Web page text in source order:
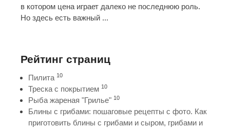
в котором цена играет далеко не последнюю роль.
Но здесь есть важный ...
Рейтинг страниц
Пилита 10
Треска с покрытием 10
Рыба жареная "Грилье" 10
Блины с грибами: пошаговые рецепты с фото. Как
приготовить блины с грибами и сыром, грибами и